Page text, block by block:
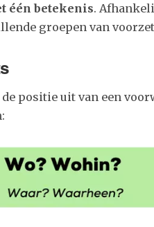
één betekenis.
groepen van
positie uit van een